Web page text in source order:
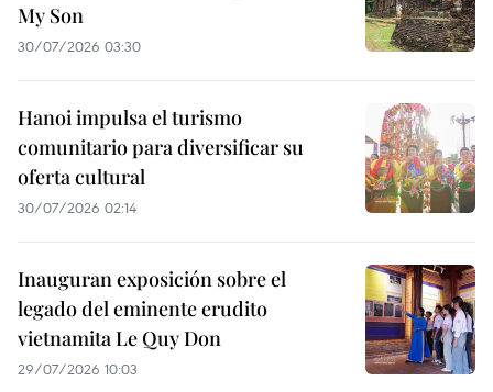
My Son
30/07/2026 03:30
Hanoi impulsa el turismo
comunitario para diversificar su
oferta cultural
30/07/2026 02:14
Inauguran exposición sobre el
legado del eminente erudito
vietnamita Le Quy Don
29/07/2026 10:03